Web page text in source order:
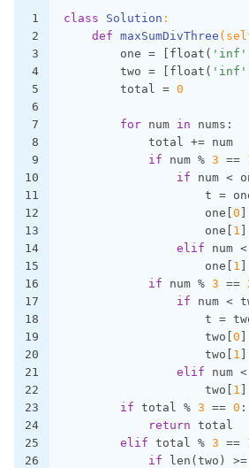
1
2
3
4
5
6
7
8
9
10
11
12
13
14
15
16
17
18
19
20
21
22
23
24
25
26
class Solution :
def maxSumDivThree
        one = [float(
'inf'
        two = [float(
'inf'
        total =
0
for num in nums:
            total += num
if num % 3 ==
if num <
t =
                    one[
0
                    one[
1
elif num
                    one[
1
if num % 3 ==
if num <
t =
                    two[
0
                    two[
1
elif num
                    two[
1
if total % 3 == 0 :
return total
elif total % 3 ==
if len(two) >=